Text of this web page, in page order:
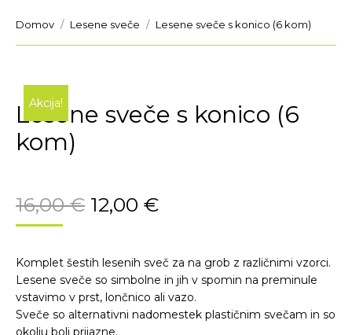
You are here:
Domov Lesene sveče Lesene sveče s konico (6 kom)
Akcija!
Lesene sveče s konico (6
kom)
16,00€ 12,00 €
Komplet šestih lesenih sveč za na grob z različnimi vzorci.
Lesene sveče so simbolne in jih v spomin na preminule
vstavimo v prst, lončnico ali vazo.
Sveče so alternativni nadomestek plastičnim svečam in so
okolju bolj prijazne.